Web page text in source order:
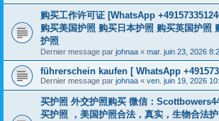
购买工作许可证 [WhatsApp
购买美国护照 购买日本护照 购买英国护照
护照
Dernier message par johnaa « mar. juin 23, 2026
führerschein kaufen [ WhatsApp
Dernier message par johnaa « ven. juin 19, 2026
买护照 外交护照购买 微信：
买护照 ，美国护照合法，真实，生物合法